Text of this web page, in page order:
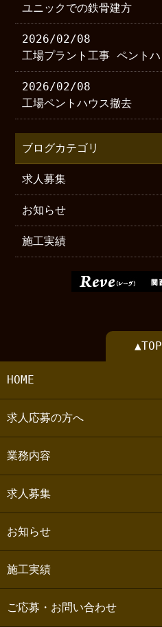
ユニックでの鉄骨建方
2026/02/08
工場プラント工事 ペント
2026/02/08
工場ペントハウス撤去
ブログカテゴリ
求人募集
お知らせ
施工実績
HOME
求人応募の方へ
業務内容
求人募集
お知らせ
施工実績
ご応募・お問い合わせ